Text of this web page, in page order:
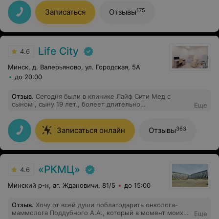
удалось значительно улучшить состояние своего
здоровья. Очень рада, что попала именно к этому
доктору, спасибо большое за помощь!
Записаться Отзывы175
4.6 Life City
Минск, д. Валерьяново, ул. Городская, 5А
до 20:00
Отзыв. Сегодня были в клинике Лайф Сити Мед с
сыном , сыну 19 лет., болеет длительно
госпитализацией ФГДС, записалась к Ивашко
Мечеславу Генриховичу. Хочу скать огромное спасибо
доктору за профессионализм,внимание и доброту.
Делали без седации, очень волновались перед
процедурой, но все прошло отлично и быстро.
Еще
Записаться онлайн Отзывы363
4.6 «РКМЦ»
Минский р-н, аг. Ждановичи, 81/5 до 15:00
Отзыв. Хочу от всей души поблагодарить онколога-
маммолога Поддубного А.А., который в момент моих
Еще